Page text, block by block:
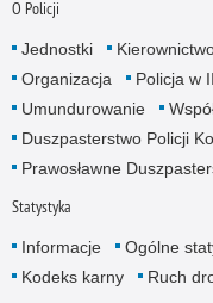
O Policji
Jednostki
Organizacja
Policja w
Umundurowanie
Duszpasterstwo Policji
Prawosławne
Statystyka
Informacje Ogólne
Kodeks karny
Ruch